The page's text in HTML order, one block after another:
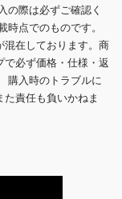
の際は必ずご確認く
点でのものです。
混在しております。商
必ず価格・仕様・返
購入時のトラブルに
責任も負いかねま